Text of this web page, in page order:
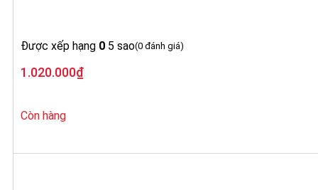
Được xếp hạng 0 5 sao(0 đánh giá)
1.020.000₫
Còn hàng